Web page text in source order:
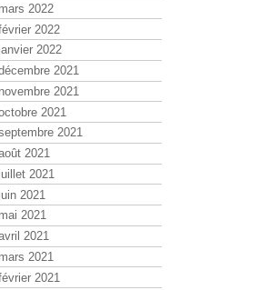
mars 2022
2022
janvier 2022
2021
novembre 2021
2021
2021
2021
juillet 2021
juin 2021
mai 2021
2021
mars 2021
2021